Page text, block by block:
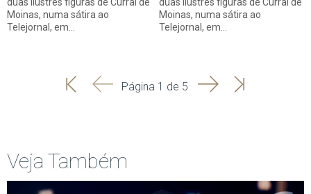
Moinas, numa sátira ao
Telejornal, em…
Moinas, numa sátira ao
Telejornal, em…
'
'
Página 1 de 5 SeguinteÚltima
Veja Também